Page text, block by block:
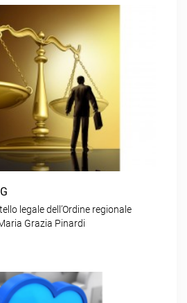
legale dell’Ordine regionale
Grazia Pinardi